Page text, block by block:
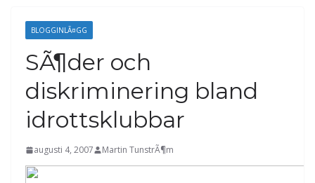
BLOGGINLÃ¤GG
SÃ¶der och
diskriminering bland
idrottsklubbar
augusti 4, 2007 Martin TunstrÃ¶m